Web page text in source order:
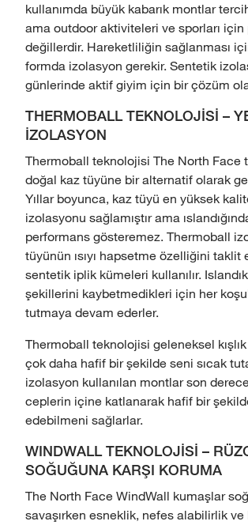
kullanımda büyük kabarık montlar
ama outdoor aktiviteleri ve sporları
değillerdir. Hareketliliğin sağlanması
formda izolasyon gerekir. Sentetik
günlerinde aktif giyim için bir çözüm
THERMOBALL TEKNOLOJİSİ –
İZOLASYON
Thermoball teknolojisi The North Face
doğal kaz tüyüne bir alternatif olarak
Yıllar boyunca, kaz tüyü en yüksek
izolasyonu sağlamıştır ama
performans gösteremez. Thermoball
tüyünün ısıyı hapsetme özelliğini taklit
sentetik iplik kümeleri kullanılır.
şekillerini kaybetmedikleri için her
tutmaya devam ederler.
Thermoball teknolojisi geleneksel
çok daha hafif bir şekilde seni sıcak
izolasyon kullanılan montlar son
ceplerin içine katlanarak hafif bir
edebilmeni sağlarlar.
WINDWALL TEKNOLOJİSİ –
SOĞUĞUNA KARŞI KORUMA
The North Face WindWall kumaşlar
savaşırken esneklik, nefes alabilirlik ve